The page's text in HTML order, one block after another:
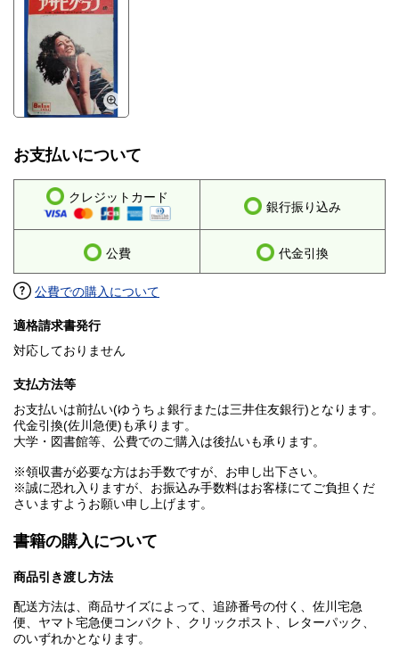
お支払いについて
クレジットカード
銀行振り込み
公費 代金引換
公費での購入について
適格請求書発行
対応しておりません
支払方法等
お支払いは前払い(ゆうちょ銀行または三井住友銀行)となります。
代金引換(佐川急便)も承ります。
大学・図書館等、公費でのご購入は後払いも承ります。
※領収書が必要な方はお手数ですが、お申し出下さい。
※誠に恐れ入りますが、お振込み手数料はお客様にてご負担くだ
さいますようお願い申し上げます。
書籍の購入について
商品引き渡し方法
配送方法は、商品サイズによって、追跡番号の付く、佐川宅急
便、ヤマト宅急便コンパクト、クリックポスト、レターパック、
のいずれかとなります。